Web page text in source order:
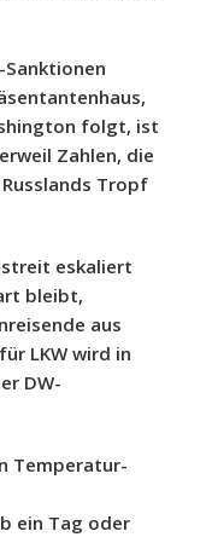
Sanktionen
folgt, ist
Zahlen, die
Tropf
eskaliert
bleibt,
aus
LKW wird in
DW-
Temperatur-
ein Tag oder